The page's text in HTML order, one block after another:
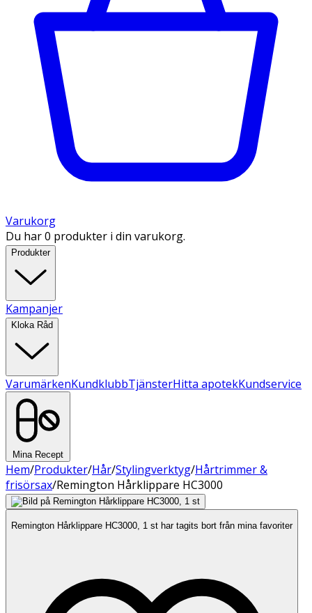
Varukorg
Du har 0 produkter i din varukorg.
Produkter
Kampanjer
Kloka Råd
VarumärkenKundklubbTjänsterHitta apotekKundservice
Mina Recept
Hem/Produkter/Hår/Stylingverktyg/Hårtrimmer &
frisörsax/Remington Hårklippare HC3000
Remington Hårklippare HC3000, 1 st har tagits bort från mina favoriter